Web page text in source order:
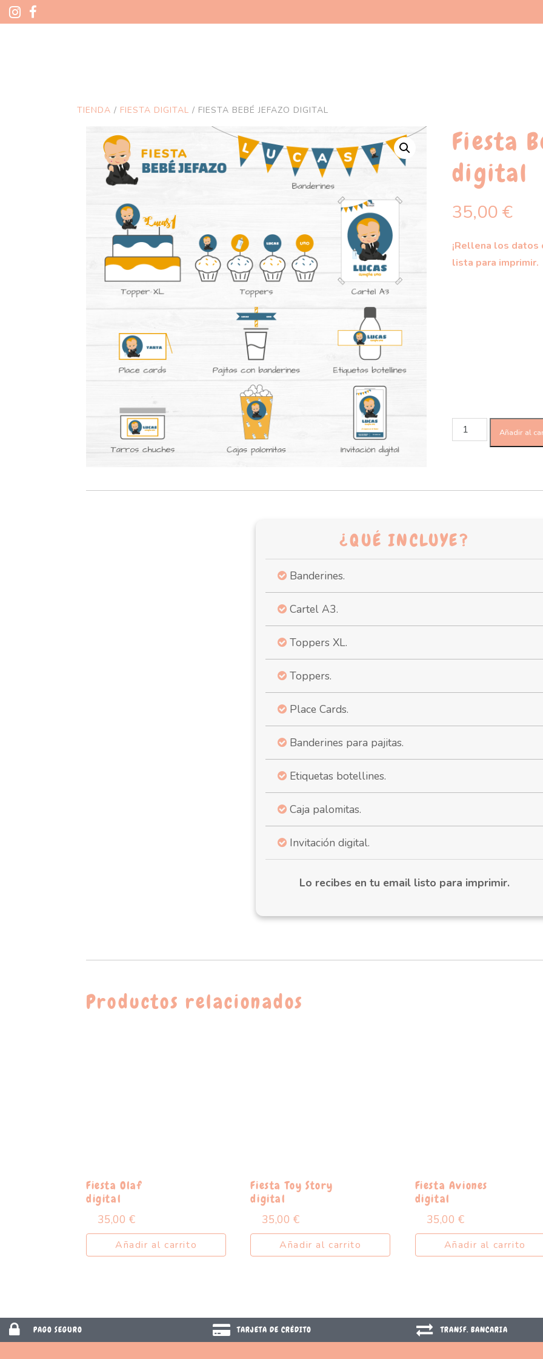
TIENDA / FIESTA DIGITAL / FIESTA BEBÉ JEFAZO DIGITAL
Fiesta
digital
35,00 €
¡Rellena los
lista para imprimir.
Añadir al
¿QUÉ INCLUYE?
Banderines.
Cartel A3.
Toppers XL.
Toppers.
Place Cards.
Banderines para pajitas.
Etiquetas botellines.
Caja palomitas.
Invitación digital.
Lo recibes en tu email listo para imprimir.
Productos relacionados
Fiesta Olaf
digital
35,00 €
Añadir al carrito
Fiesta Toy Story
digital
35,00€
Añadir al carrito
Fiesta Aviones
digital
35,00 €
Añadir al carrito
PAGO SEGURO TARJETA DE CRÉDITO TRANSF. BANCARIA